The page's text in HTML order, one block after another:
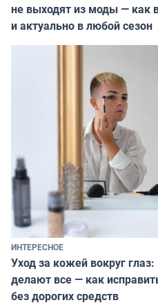
не выходят из моды — как
и актуально в любой сезон
ИНТЕРЕСНОЕ
Уход за кожей вокруг
делают все — как
без дорогих средств